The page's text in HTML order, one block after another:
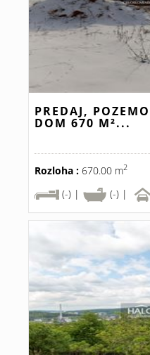
PREDAJ,
DOM 670 M²...
Rozloha : 670.00 m2
(-) |
(-) |